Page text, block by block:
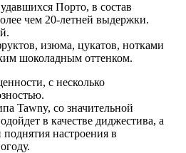
Порто, в состав
чем 20-летней выдержки.
изюма, цукатов, нотками
шоколадным оттенком.
с несколько
Tawny, со значительной
в качестве диджестива, а
настроения в